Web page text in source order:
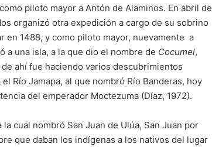
piloto mayor a Antón de Alaminos. En abril de
organizó otra expedición a cargo de su sobrino
en 1488, y como piloto mayor, nuevamente a
a una isla, a la que dio el nombre de Cocumel,
ahí fue haciendo varios descubrimientos
Río Jamapa, al que nombró Río Banderas, hoy
del emperador Moctezuma (Díaz, 1972).
cual nombró San Juan de Ulúa, San Juan por
que daban los indígenas a los nativos del lugar